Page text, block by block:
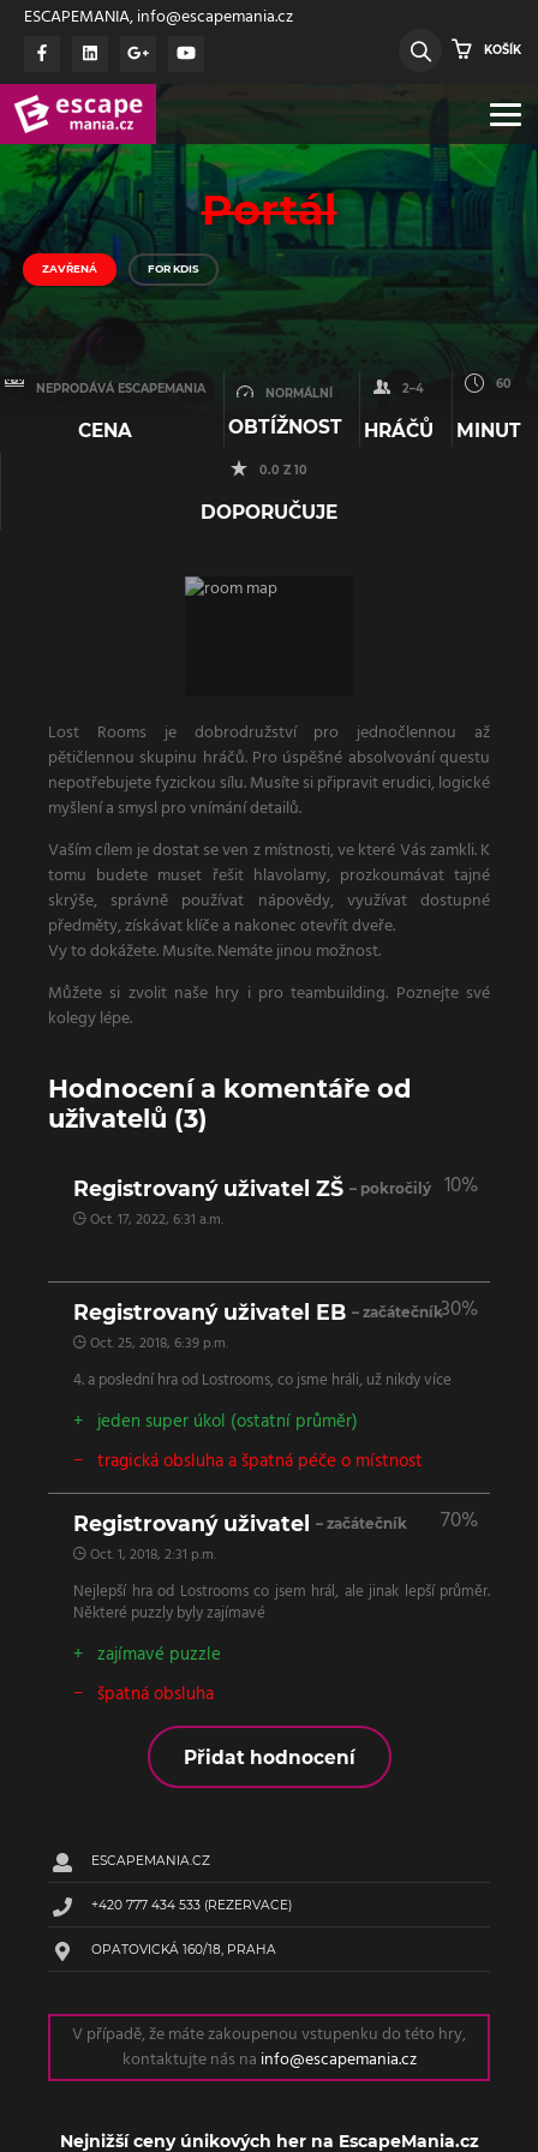
ESCAPEMANIA, info@escapemania.cz
KOŠÍK
Portál
ZAVŘENÁ FOR KDIS
NEPRODÁVÁ ESCAPEMANIA
CENA
NORMÁLNÍ
OBTÍŽNOST
2–4
HRÁČŮ
60
MINUT
0.0 Z 10
DOPORUČUJE
Lost Rooms je dobrodružství pro jednočlennou až
pětičlennou skupinu hráčů. Pro úspěšné absolvování questu
nepotřebujete fyzickou sílu. Musíte si připravit erudici, logické
myšlení a smysl pro vnímání detailů.
Vaším cílem je dostat se ven z místnosti, ve které Vás zamkli. K
tomu budete muset řešit hlavolamy, prozkoumávat tajné
skrýše, správně používat nápovědy, využívat dostupné
předměty, získávat klíče a nakonec otevřít dveře.
Vy to dokážete. Musíte. Nemáte jinou možnost.
Můžete si zvolit naše hry i pro teambuilding. Poznejte své
kolegy lépe.
Hodnocení a komentáře od
uživatelů (3)
10%
Registrovaný uživatel ZŠ – pokročilý
Oct. 17, 2022, 6:31 a.m.
30%
Registrovaný uživatel EB – začátečník
Oct. 25, 2018, 6:39 p.m.
4. a poslední hra od Lostrooms, co jsme hráli, už nikdy více
jeden super úkol (ostatní průměr)
tragická obsluha a špatná péče o místnost
70%
Registrovaný uživatel – začátečník
Oct. 1, 2018, 2:31 p.m.
Nejlepší hra od Lostrooms co jsem hrál, ale jinak lepší průměr.
Některé puzzly byly zajímavé
zajímavé puzzle
špatná obsluha
Přidat hodnocení
ESCAPEMANIA.CZ
+420 777 434 533 (REZERVACE)
OPATOVICKÁ 160/18, PRAHA
V případě, že máte zakoupenou vstupenku do této hry,
kontaktujte nás na info@escapemania.cz
Nejnižší ceny únikových her na EscapeMania.cz